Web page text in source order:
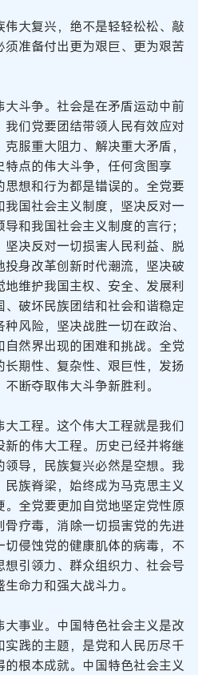
大复兴，绝不是轻轻松松、敲
准备付出更为艰巨、更为艰苦
斗争。社会是在矛盾运动中前
们党要团结带领人民有效应对
服重大阻力、解决重大矛盾，
点的伟大斗争，任何贪图享
想和行为都是错误的。全党要
国社会主义制度，坚决反对一
和我国社会主义制度的言行；
决反对一切损害人民利益、脱
身改革创新时代潮流，坚决破
维护我国主权、安全、发展利
破坏民族团结和社会和谐稳定
风险，坚决战胜一切在政治、
然界出现的困难和挑战。全党
期性、复杂性、艰巨性，发扬
断夺取伟大斗争新胜利。
工程。这个伟大工程就是我们
的伟大工程。历史已经并将继
导，民族复兴必然是空想。我
族脊梁，始终成为马克思主义
全党要更加自觉地坚定党性原
疗毒，消除一切损害党的先进
侵蚀党的健康肌体的病毒，不
引领力、群众组织力、社会号
命力和强大战斗力。
事业。中国特色社会主义是改
践的主题，是党和人民历尽千
根本成就。中国特色社会主义